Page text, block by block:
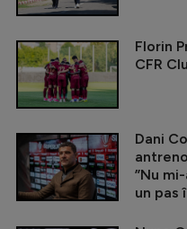
Florin
CFR
Dani
”Nu
un pas